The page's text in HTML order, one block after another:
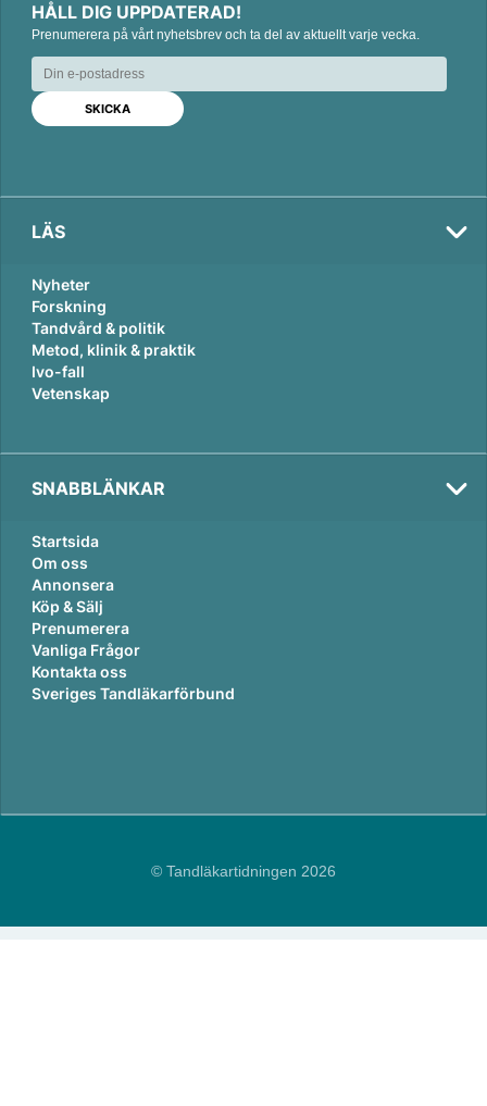
n
k
e
d
n
c
e
b
o
o
k
a
i
l
HÅLL DIG UPPDATERAD!
Prenumerera på vårt nyhetsbrev och ta del av aktuellt varje vecka.
LÄS
Nyheter
Forskning
Tandvård & politik
Metod, klinik & praktik
Ivo-fall
Vetenskap
SNABBLÄNKAR
Startsida
Om oss
Annonsera
Köp & Sälj
Prenumerera
Vanliga Frågor
Kontakta oss
Sveriges Tandläkarförbund
© Tandläkartidningen 2026